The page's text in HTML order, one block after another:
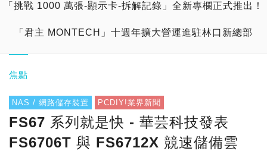
「挑戰 1000 萬張-顯示卡-拆解記錄」全新專欄正式推出！
「君主 MONTECH」十週年擴大營運進駐林口新總部
焦點
NAS / 網路儲存裝置 PCDIY!業界新聞
FS67 系列就是快 - 華芸科技發表
FS6706T 與 FS6712X 競速儲備雲